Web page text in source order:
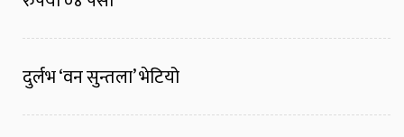
दुर्लभ ‘वन सुन्तला’ भेटियो